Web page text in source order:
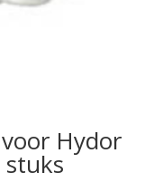
Hydor
stuks